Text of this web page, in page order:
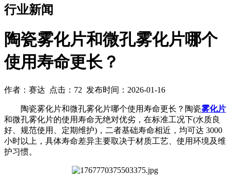
行业新闻
陶瓷雾化片和微孔雾化片哪个
使用寿命更长？
作者：赛达 点击：72 发布时间：2026-01-16
陶瓷雾化片和微孔雾化片哪个使用寿命更长？陶瓷雾化片
和微孔雾化片的使用寿命无绝对优劣，在标准工况下(水质良
好、规范使用、定期维护)，二者基础寿命相近，均可达 3000
小时以上，具体寿命差异主要取决于材质工艺、使用环境及维
护习惯。